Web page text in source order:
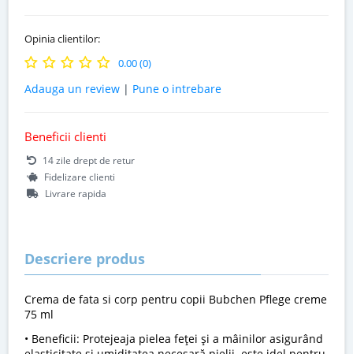
Opinia clientilor:
0.00 (0)
Adauga un review | Pune o intrebare
Beneficii clienti
14 zile drept de retur
Fidelizare clienti
Livrare rapida
Descriere produs
Crema de fata si corp pentru copii Bubchen Pflege creme
75 ml
• Beneficii: Protejeaja pielea feţei şi a mâinilor asigurând